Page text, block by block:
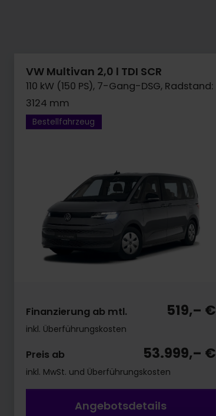
VW Multivan 2,0 l TDI SCR
110 kW (150 PS), 7-Gang-DSG, Radstand:
3124 mm
Bestellfahrzeug
Finanzierung ab mtl. 519,– €
inkl. Überführungskosten
Preis ab 53.999,– €
inkl. MwSt. und Überführungskosten
Angebotsdetails